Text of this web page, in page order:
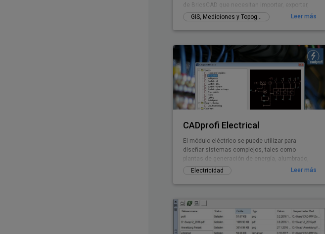
de BricsCAD que necesitan importar, exportar,
transformar y administrar datos espaciales de
una manera simple, rápida y económica, que
incluye muchas funcionalidades no vistas
GIS, Mediciones y Topografía Leer más
CADprofi Electrical
El módulo eléctrico se puede utilizar para
diseñar sistemas complejos, tales como
plantas de generación de energía, alumbrado,
baja tensión, telecomunicaciones, seguridad e
instalaciones de la antena. El software contiene
muchísimos símbolos sobre la base de los
interruptores, etc. La aplicación proporciona un
medio fácil de diseñar el cableado y conductos.
Entre sus características más útiles son la
numeración automática (frente) del circuito, y
Electricidad Leer más